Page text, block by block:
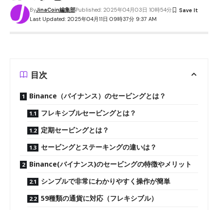
Last Updated: 2025年04月11日 09時37分 9:37 AM
ByJinaCoin編集部Published: 2025年04月03日 10時54分
目次
Binance（バイナンス）のセービングとは？
フレキシブルセービングとは？
定期セービングとは？
セービングとステーキングの違いは？
Binance(バイナンス)のセービングの特徴やメリット
シンプルで非常にわかりやすく操作が簡単
59種類の通貨に対応（フレキシブル）